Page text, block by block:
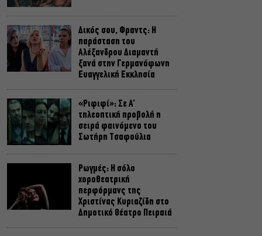
Δικός σου, Φραντς: Η
παράσταση του
Αλέξανδρου Διαμαντή
ξανά στην Γερμανόφωνη
Ευαγγελική Εκκλησία
«Ριφιφί»: Σε Α’
τηλεοπτική προβολή η
σειρά φαινόμενο του
Σωτήρη Τσαφούλια
Ρωγμές: Η σόλο
χοροθεατρική
περφόρμανς της
Χριστίνας Κυριαζίδη στο
Δημοτικό Θέατρο Πειραιά